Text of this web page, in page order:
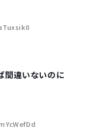
間違いないのに